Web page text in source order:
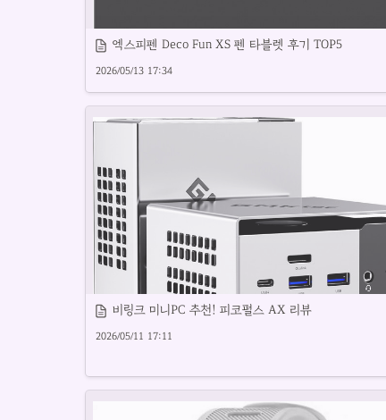
엑스피펜 Deco Fun XS 펜 타블렛 후기 TOP5
2026/05/13 17:34
비링크 미니PC 추천! 피코펄스 AX 리뷰
2026/05/11 17:11